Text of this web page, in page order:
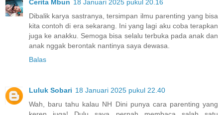
Cerita Mbun 18 Januari 2025 pukul 20.16
Dibalik karya sastranya, tersimpan ilmu parenting yang bisa
kita contoh di era sekarang. Ini yang lagi aku coba terapkan
juga ke anakku. Semoga bisa selalu terbuka pada anak dan
anak nggak berontak nantinya saya dewasa.
Balas
Luluk Sobari 18 Januari 2025 pukul 22.40
Wah, baru tahu kalau NH Dini punya cara parenting yang